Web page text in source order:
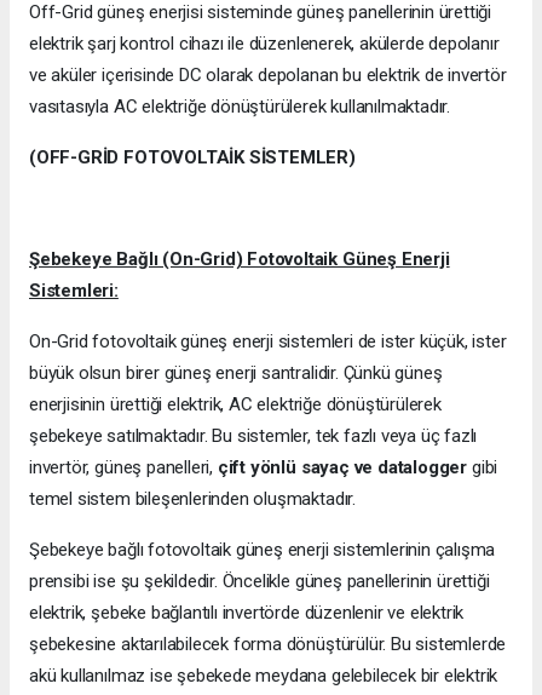
Off-Grid güneş enerjisi sisteminde güneş panellerinin ürettiği
elektrik şarj kontrol cihazı ile düzenlenerek, akülerde depolanır
ve aküler içerisinde DC olarak depolanan bu elektrik de invertör
vasıtasıyla AC elektriğe dönüştürülerek kullanılmaktadır.
(OFF-GRİD FOTOVOLTAİK SİSTEMLER)
Şebekeye Bağlı (On-Grid) Fotovoltaik Güneş Enerji
Sistemleri:
On-Grid fotovoltaik güneş enerji sistemleri de ister küçük, ister
büyük olsun birer güneş enerji santralidir. Çünkü güneş
enerjisinin ürettiği elektrik, AC elektriğe dönüştürülerek
şebekeye satılmaktadır. Bu sistemler, tek fazlı veya üç fazlı
invertör, güneş panelleri, çift yönlü sayaç ve datalogger gibi
temel sistem bileşenlerinden oluşmaktadır.
Şebekeye bağlı fotovoltaik güneş enerji sistemlerinin çalışma
prensibi ise şu şekildedir. Öncelikle güneş panellerinin ürettiği
elektrik, şebeke bağlantılı invertörde düzenlenir ve elektrik
şebekesine aktarılabilecek forma dönüştürülür. Bu sistemlerde
akü kullanılmaz ise şebekede meydana gelebilecek bir elektrik